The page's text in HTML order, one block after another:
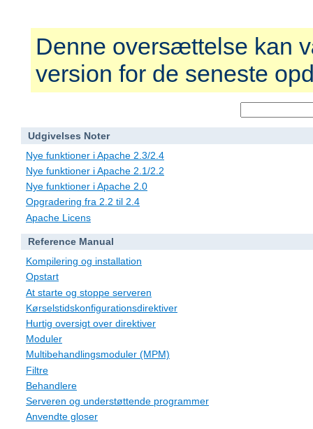
Denne oversættelse kan
version for de seneste
Udgivelses Noter
Nye funktioner i Apache 2.3/2.4
Nye funktioner i Apache 2.1/2.2
Nye funktioner i Apache 2.0
Opgradering fra 2.2 til 2.4
Apache Licens
Reference Manual
Kompilering og installation
Opstart
At starte og stoppe serveren
Kørselstidskonfigurationsdirektiver
Hurtig oversigt over direktiver
Moduler
Multibehandlingsmoduler (MPM)
Filtre
Behandlere
Serveren og understøttende programmer
Anvendte gloser